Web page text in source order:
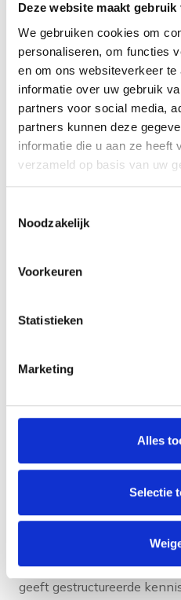
Deze website maakt gebruik
We gebruiken cookies om
personaliseren, om functies
en om ons websiteverkeer
informatie over uw gebruik
partners voor social media,
partners kunnen deze
informatie die u aan ze heeft
verzameld op basis van uw
Noodzakelijk
Voorkeuren
Statistieken
Marketing
Alles
Selectie
Ontwikkeling werkt het
op wat je van nature goed
je zwakke punten negeert,
je je energie in steekt.
Welke
zetten om
Effectieve persoonlijke
van passende
essentieel, want wat voor
Begin met het formuleren
plaats van “beter
“effectiever presenteren
tien mensen”.
Kies vervolgens
Sommige mensen leren
anderen door te lezen of te
persoonlijke begeleiding
geeft gestructureerde